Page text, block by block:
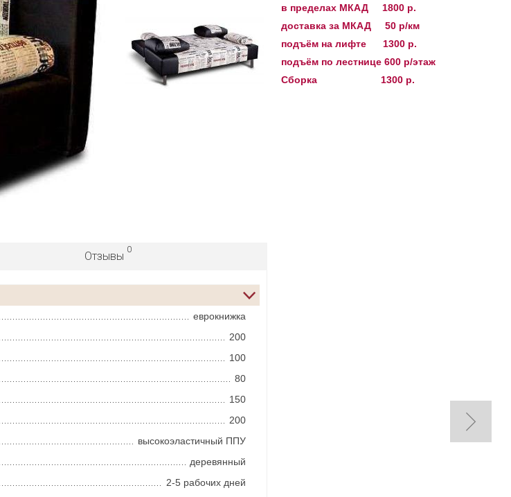
в пределах МКАД 1800 р.
доставка за МКАД 50 р/км
подъём на лифте 1300 р.
подъём по лестнице 600 р/этаж
Сборка 1300 р.
Отзывы
0
еврокнижка
200
100
80
150
200
высокоэластичный ППУ
деревянный
2-5 рабочих дней